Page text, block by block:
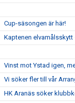
Cup-säsongen är här!
Kaptenen
Vinst mot Ystad igen,
Vi söker fler till vår
HK Aranäs söker